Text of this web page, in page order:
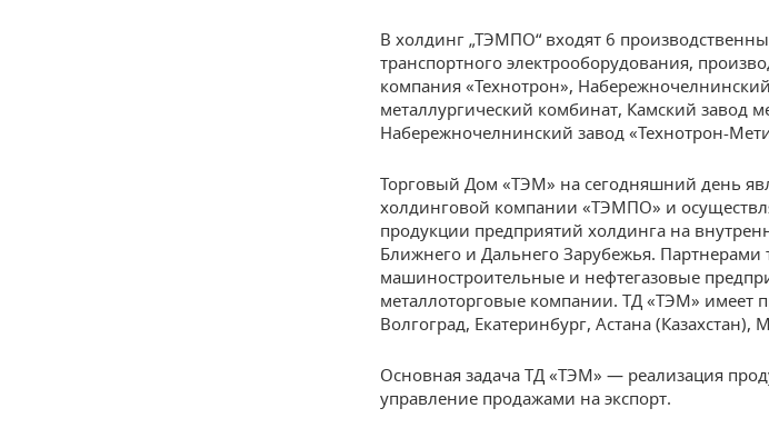
В холдинг „ТЭМПО“ входят 6
транспортного электрооборудования,
компания «Технотрон»,
металлургический комбинат, Камский завод
Набережночелнинский завод «Технотрон-
Торговый Дом «ТЭМ» на сегодняшний день
холдинговой компании «ТЭМПО» и
продукции предприятий холдинга на
Ближнего и Дальнего Зарубежья.
машиностроительные и нефтегазовые
металлоторговые компании. ТД «ТЭМ» имеет
Волгоград, Екатеринбург, Астана (Казахстан),
Основная задача ТД «ТЭМ» — реализация
управление продажами на экспорт.